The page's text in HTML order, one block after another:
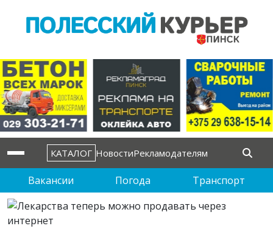
КАТАЛОГ НовостиРекламодателям
Вакансии Погода Транспорт